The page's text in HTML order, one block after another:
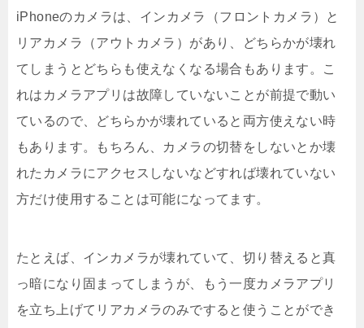
iPhoneのカメラは、インカメラ（フロントカメラ）と
リアカメラ（アウトカメラ）があり、どちらかが壊れ
てしまうとどちらも使えなくなる場合もあります。こ
れはカメラアプリは故障していないことが前提で動い
ているので、どちらかが壊れていると両方使えない時
もあります。もちろん、カメラの切替をしないとか壊
れたカメラにアクセスしないなどすれば壊れていない
方だけ使用することは可能になってます。
たとえば、インカメラが壊れていて、切り替えると真
っ暗になり固まってしまうが、もう一度カメラアプリ
を立ち上げてリアカメラのみですると使うことができ